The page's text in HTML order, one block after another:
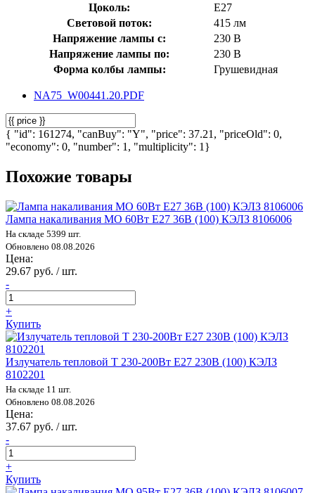
Цоколь:
E27
Световой поток:
415 лм
Напряжение лампы с:
230 В
Напряжение лампы по:
230 В
Форма колбы лампы:
Грушевидная
NA75_W00441.20.PDF
{ "id": 161274, "canBuy": "Y", "price": 37.21, "priceOld": 0,
"economy": 0, "number": 1, "multiplicity": 1}
Похожие товары
Лампа накаливания МО 60Вт E27 36В (100) КЭЛЗ 8106006
На складе 5399 шт.
Обновлено 08.08.2026
Цена:
29.67 руб. / шт.
-
+
Купить
Излучатель тепловой Т 230-200Вт E27 230В (100) КЭЛЗ
8102201
На складе 11 шт.
Обновлено 08.08.2026
Цена:
37.67 руб. / шт.
-
+
Купить